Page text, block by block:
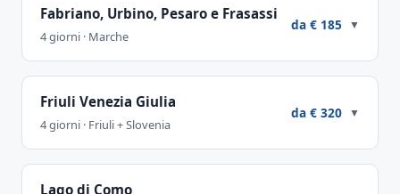
Fabriano, Urbino, Pesaro e Frasassi
4 giorni · Marche
da € 185 ▼
Friuli Venezia Giulia
4 giorni · Friuli + Slovenia
da € 320 ▼
Lago di Como